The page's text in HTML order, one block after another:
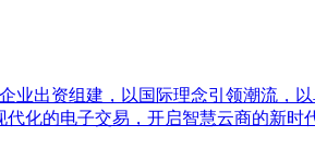
出资组建，以国际理念引领潮流，
化的电子交易，开启智慧云商的新时